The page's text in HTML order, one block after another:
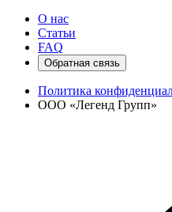
О нас
Статьи
FAQ
Обратная связь
Политика
ООО «Легенд Групп»